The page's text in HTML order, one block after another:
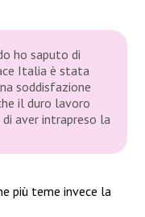
ho saputo di
Italia è stata
soddisfazione
il duro lavoro
di aver intrapreso la
più teme invece la